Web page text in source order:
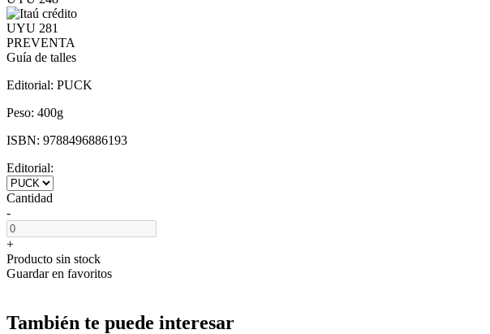
UYU 281
PREVENTA
Guía de talles
Editorial: PUCK
Peso: 400g
ISBN: 9788496886193
Editorial:
Cantidad
-
+
Producto sin stock
Guardar en favoritos
También te puede interesar